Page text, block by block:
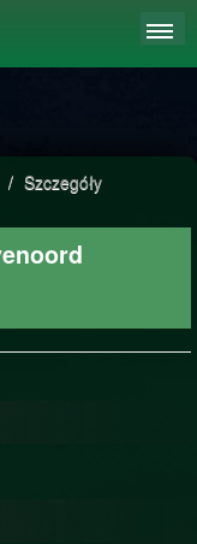
/ Szczegóły